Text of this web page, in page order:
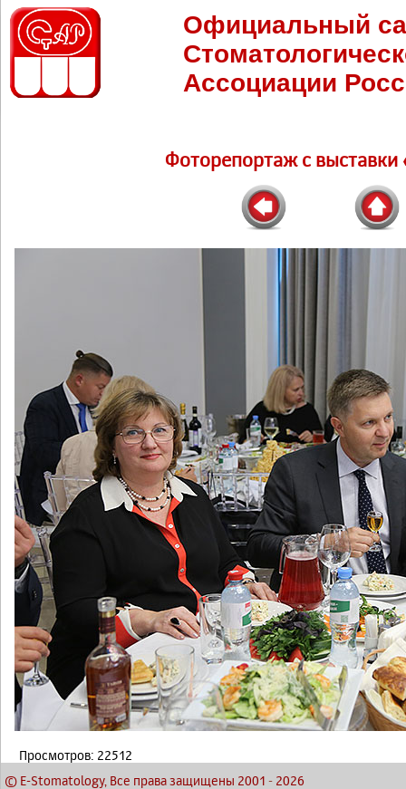
Официальный
Ассоциации
Фоторепортаж c выставки
Просмотров: 22512
© E-Stomatology, Все права защищены 2001 - 2026